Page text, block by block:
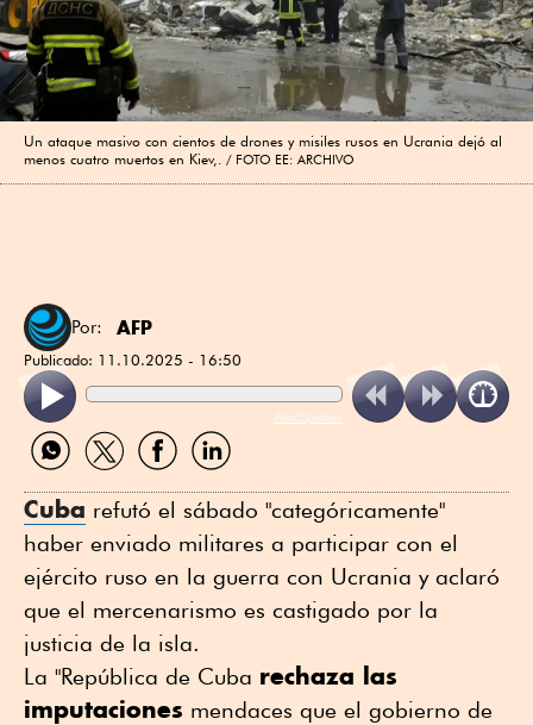
Un ataque masivo con cientos de drones y misiles rusos en Ucrania dejó al
menos cuatro muertos en Kiev,.
FOTO EE: ARCHIVO
Por: AFP
Publicado: 11.10.2025 - 16:50
ReadSpeaker
Compartir
por
Compartir
por
Compartir
por
Compartir
por
Cuba refutó el sábado "categóricamente"
haber enviado militares a participar con el
ejército ruso en la guerra con Ucrania y aclaró
que el mercenarismo es castigado por la
justicia de la isla.
La "República de Cuba rechaza las
imputaciones mendaces que el gobierno de